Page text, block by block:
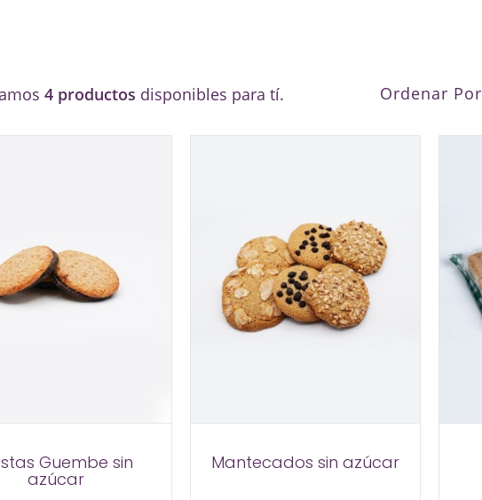
4 productos disponibles para tí. Ordenar Por
Guembe sin
azúcar
Mantecados sin azúcar